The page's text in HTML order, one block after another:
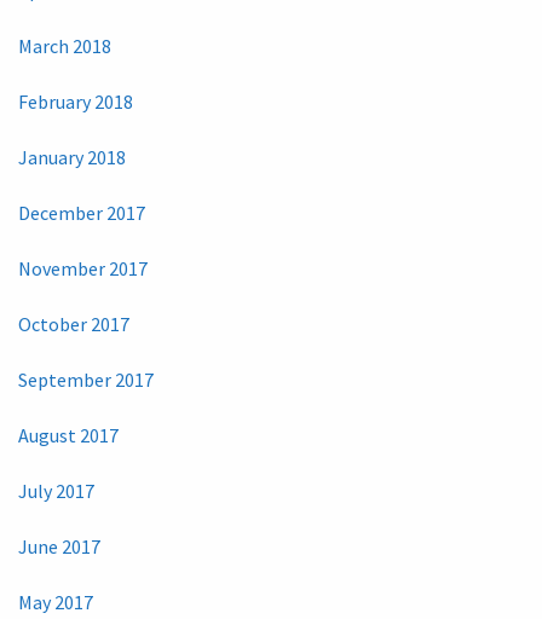
March 2018
February 2018
January 2018
December 2017
November 2017
October 2017
September 2017
August 2017
July 2017
June 2017
May 2017